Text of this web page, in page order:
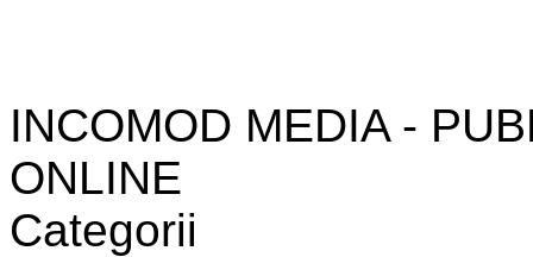
INCOMOD MEDIA -
ONLINE
Categorii